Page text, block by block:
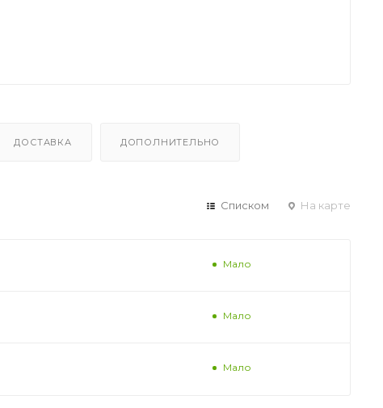
ДОСТАВКА ДОПОЛНИТЕЛЬНО
Списком На карте
Мало
Мало
Мало